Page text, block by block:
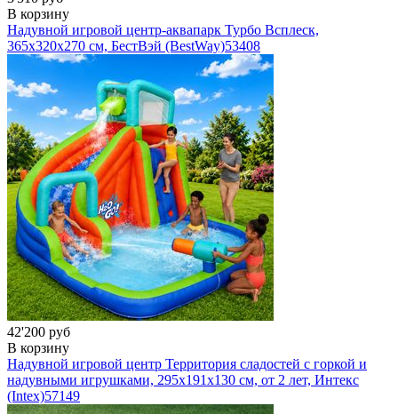
В корзину
Надувной игровой центр-аквапарк Турбо Всплеск,
365x320x270 см, БестВэй (BestWay)53408
42'200 руб
В корзину
Надувной игровой центр Территория сладостей с горкой и
надувными игрушками, 295х191х130 см, от 2 лет, Интекс
(Intex)57149